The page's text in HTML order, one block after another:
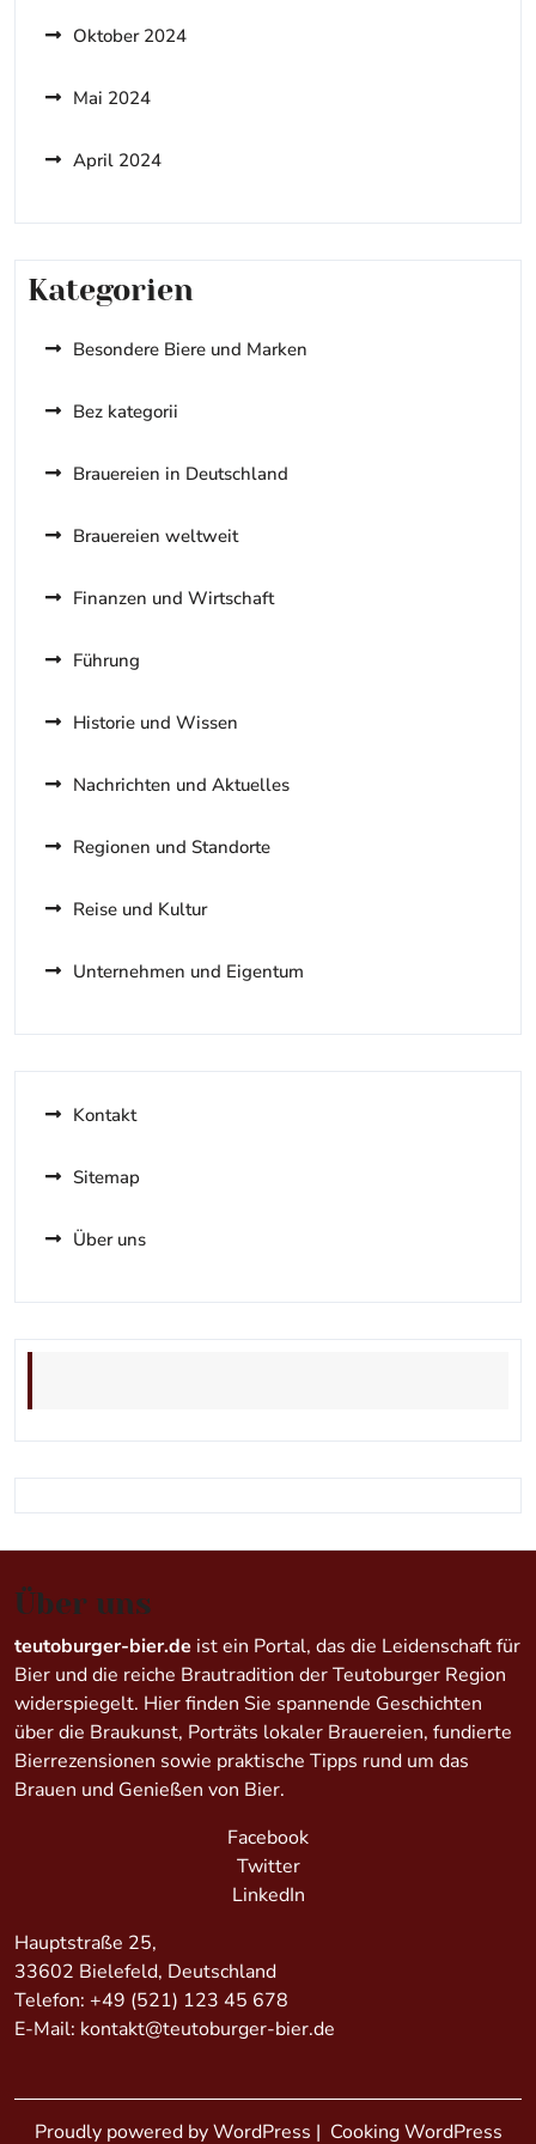
Oktober 2024
Mai 2024
April 2024
Kategorien
Besondere Biere und Marken
Bez kategorii
Brauereien in Deutschland
Brauereien weltweit
Finanzen und Wirtschaft
Führung
Historie und Wissen
Nachrichten und Aktuelles
Regionen und Standorte
Reise und Kultur
Unternehmen und Eigentum
Kontakt
Sitemap
Über uns
Über uns
teutoburger-bier.de ist ein Portal, das die Leidenschaft für
Bier und die reiche Brautradition der Teutoburger Region
widerspiegelt. Hier finden Sie spannende Geschichten
über die Braukunst, Porträts lokaler Brauereien, fundierte
Bierrezensionen sowie praktische Tipps rund um das
Brauen und Genießen von Bier.
Facebook
Twitter
LinkedIn
Hauptstraße 25,
33602 Bielefeld, Deutschland
Telefon: +49 (521) 123 45 678
E-Mail: kontakt@teutoburger-bier.de
Proudly powered by WordPress | Cooking WordPress